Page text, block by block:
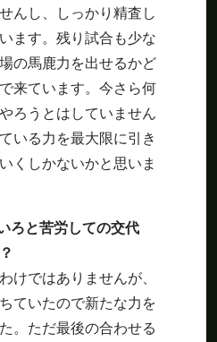
んし、しっかり精査し
ます。残り試合も少な
の馬鹿力を出せるかど
来ています。今さら何
ろうとはしていません
いる力を最大限に引き
くしかないかと思いま
ろと苦労しての交代
けではありませんが、
ていたので新たな力を
。ただ最後の合わせる